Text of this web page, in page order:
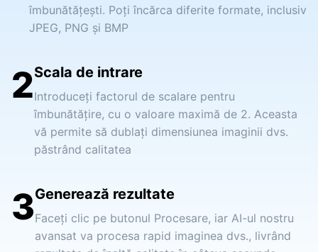
îmbunătățești. Poți încărca diferite formate, inclusiv
JPEG, PNG și BMP
2Scala de intrare
Introduceți factorul de scalare pentru
îmbunătățire, cu o valoare maximă de 2. Aceasta
vă permite să dublați dimensiunea imaginii dvs.
păstrând calitatea
3Generează rezultate
Faceți clic pe butonul Procesare, iar AI-ul nostru
avansat va procesa rapid imaginea dvs., livrând